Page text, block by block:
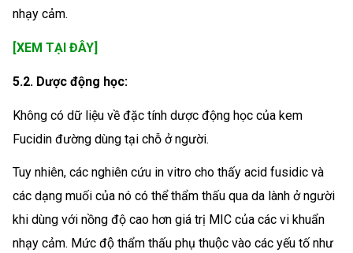
nhạy cảm.
[XEM TẠI ĐÂY]
5.2. Dược động học:
Không có dữ liệu về đặc tính dược động học của kem
Fucidin đường dùng tại chỗ ở người.
Tuy nhiên, các nghiên cứu in vitro cho thấy acid fusidic và
các dạng muối của nó có thể thẩm thấu qua da lành ở người
khi dùng với nồng độ cao hơn giá trị MIC của các vi khuẩn
nhạy cảm. Mức độ thẩm thấu phụ thuộc vào các yếu tố như